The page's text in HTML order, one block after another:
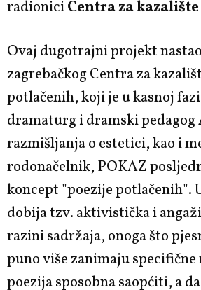
radioniciCentra za
Ovaj dugotrajni projekt
zagrebačkog Centra za
potlačenih, koji je u kasnoj
dramaturg i dramski pedagog
razmišljanja o estetici, kao i
rodonačelnik, POKAZ
koncept "poezije potlačenih".
dobija tzv. aktivistička i
razini sadržaja, onoga što
puno više zanimaju
poezija sposobna saopćiti, a